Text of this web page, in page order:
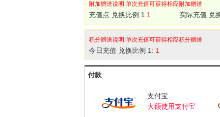
附加赠送说明:单次充值可获得相应附加赠送
充值点 兑换比例 1:1 实际充值 兑
积分赠送说明:单次充值可获得相应积分赠送
今日充值 兑换比例 1: 1
付款
支付宝
大额使用支付宝